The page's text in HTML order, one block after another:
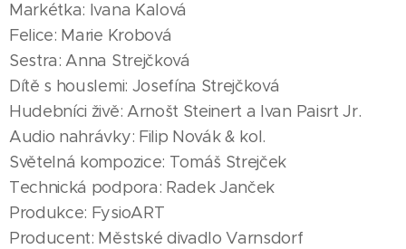
Markétka: Ivana Kalová
Felice: Marie Krobová
Sestra: Anna Strejčková
Dítě s houslemi: Josefína Strejčková
Hudebníci živě: Arnošt Steinert a Ivan Paisrt Jr.
Audio nahrávky: Filip Novák & kol.
Světelná kompozice: Tomáš Strejček
Technická podpora: Radek Janček
Produkce: FysioART
Producent: Městské divadlo Varnsdorf